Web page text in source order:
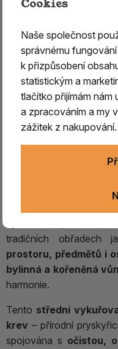
BÍLÁ ŠALVĚJ
KREV -
(Salvia apiana) –
Bílá šalvěj (Salvia
tradičních obřadech
prostoru, předmětů i
bylinná a kořeněná
harmonie.
Tento střední
krev – přírodní
spojována s očistou,
Cookies
Naše společnost
správnému
k přizpůsobení
statistickým a
tlačítko přijímám nám
a zpracováním a my
zážitek z nakupování.